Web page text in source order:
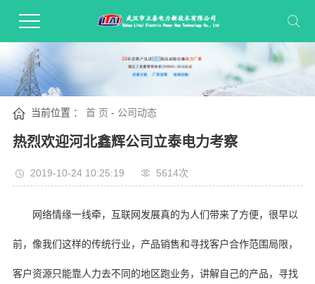
当前位置 ： 首 页 - 公司动态
热烈欢迎河北鑫辉公司立泰电力考察
2019-10-24 10:25:19 5614次
网络情缘一线牵，互联网发展真的为人们带来了方便，很早以
前，像我们这样的传统行业，产品销售和寻找客户合作范围局限，
客户资源只能靠人力去不同的地区跑业务，讲解自己的产品，寻找